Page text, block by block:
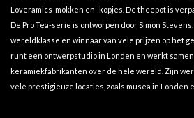
Loveramics-mokken en -kopjes. De theepot is
De Pro Tea-serie is ontworpen door Simon
wereldklasse en winnaar van vele prijzen op het
runt een ontwerpstudio in Londen en werkt
keramiekfabrikanten over de hele wereld. Zijn
vele prestigieuze locaties, zoals musea in Londen